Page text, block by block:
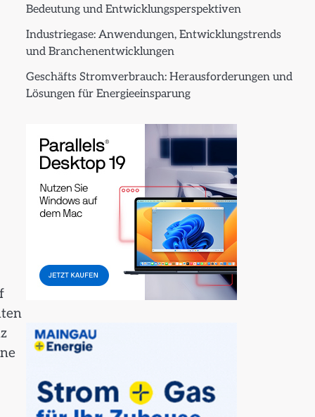
Bedeutung und Entwicklungsperspektiven
Industriegase: Anwendungen, Entwicklungstrends
und Branchenentwicklungen
Geschäfts Stromverbrauch: Herausforderungen und
Lösungen für Energieeinsparung